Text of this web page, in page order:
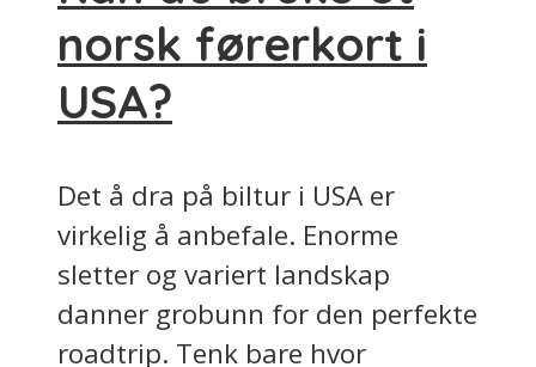
norsk førerkort i
USA?
Det å dra på biltur i USA er
virkelig å anbefale. Enorme
sletter og variert landskap
danner grobunn for den perfekte
roadtrip. Tenk bare hvor